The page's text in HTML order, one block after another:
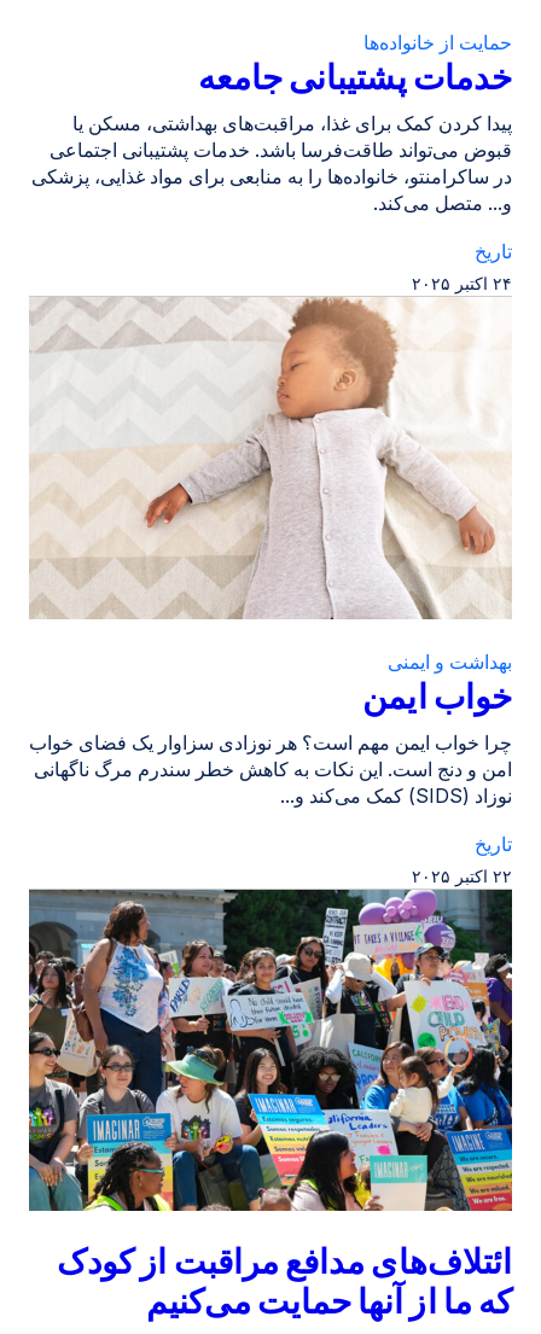
خدمات پشتیبانی جامعه
حمایت از خانواده‌ها
پیدا کردن کمک برای غذا، مراقبت‌های بهداشتی، مسکن یا
قبوض می‌تواند طاقت‌فرسا باشد. خدمات پشتیبانی اجتماعی
در ساکرامنتو، خانواده‌ها را به منابعی برای مواد غذایی، پزشکی
و... متصل می‌کند.
تاریخ
۲۴ اکتبر ۲۰۲۵
خواب ایمن
بهداشت و ایمنی
چرا خواب ایمن مهم است؟ هر نوزادی سزاوار یک فضای خواب
امن و دنج است. این نکات به کاهش خطر سندرم مرگ ناگهانی
نوزاد (SIDS) کمک می‌کند و...
تاریخ
۲۲ اکتبر ۲۰۲۵
ائتلاف‌های مدافع مراقبت از کودک
که ما از آنها حمایت می‌کنیم